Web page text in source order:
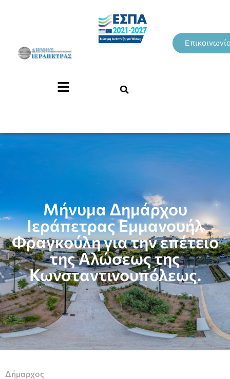
Μήνυμα Δημάρχου
Ιεράπετρας Εμμανουήλ
Φραγκούλη για την επέτειο
της Αλώσεως της
Κωνσταντινουπόλεως.
Δήμαρχος